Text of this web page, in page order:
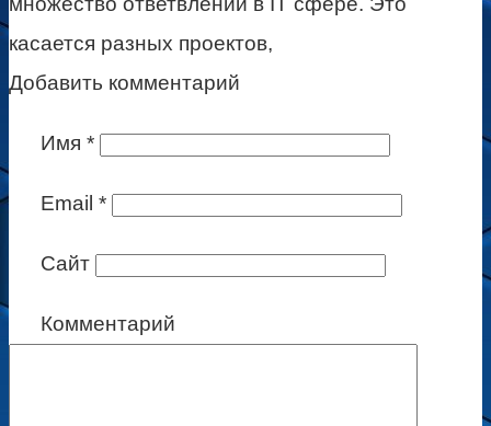
касается разных проектов,
Добавить комментарий
Имя *
Email *
Сайт
Комментарий